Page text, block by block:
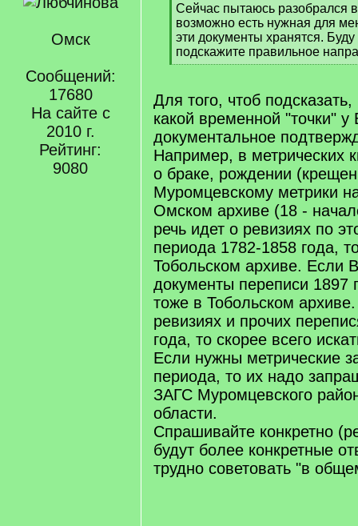
Омск
Сообщений:
17680
На сайте с
2010 г.
Рейтинг:
9080
[
q
]
Сейчас пытаюсь разобрался
возможно есть нужная для
эти документы хранятся.
подскажите правильное
[
q
]
Для того, чтоб
какой временной "точки" у
документальное
Например, в метрических
о браке, рождении
Муромцевскому метрики
Омском архиве (18 -
речь идет о ревизиях по
периода 1782-1858 года,
Тобольском архиве. Если
документы переписи 1897
тоже в Тобольском
ревизиях и прочих
года, то скорее всего
Если нужны метрические
периода, то их надо
ЗАГС Муромцевского
области.
Спрашивайте конкретно
будут более конкретные
трудно советовать "в